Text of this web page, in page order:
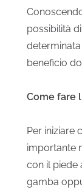
possibilità
beneficio
Come fare
Per iniziare
importante
con il piede
gamba